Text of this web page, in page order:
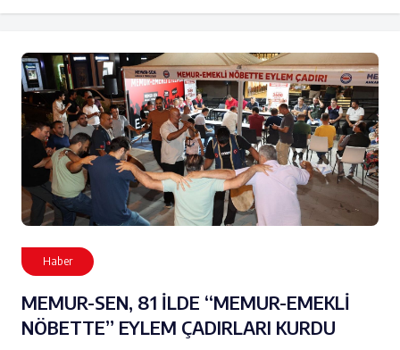
Haber
MEMUR-SEN, 81 İLDE “MEMUR-EMEKLİ
NÖBETTE” EYLEM ÇADIRLARI KURDU